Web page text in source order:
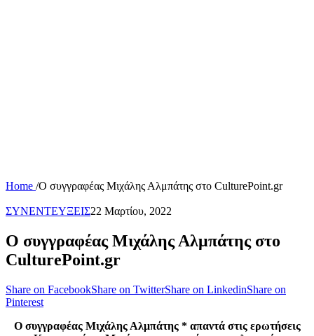
Home /Ο συγγραφέας Μιχάλης Αλμπάτης στο CulturePoint.gr
ΣΥΝΕΝΤΕΥΞΕΙΣ22 Μαρτίου, 2022
Ο συγγραφέας Μιχάλης Αλμπάτης στο
CulturePoint.gr
Share on FacebookShare on TwitterShare on LinkedinShare on
Pinterest
Ο συγγραφέας Μιχάλης Αλμπάτης * απαντά στις ερωτήσεις